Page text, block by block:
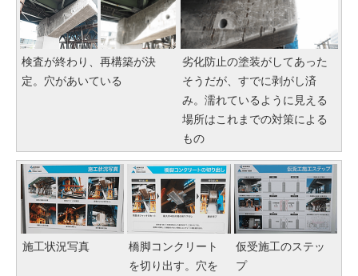
検査が終わり、再構築が決
定。穴があいている
劣化防止の塗装がしてあった
そうだが、すでに剥がし済
み。濡れているように見える
場所はこれまでの対策による
もの
施工状況写真
橋脚コンクリート
を切り出す。穴を
仮受施工のステッ
プ